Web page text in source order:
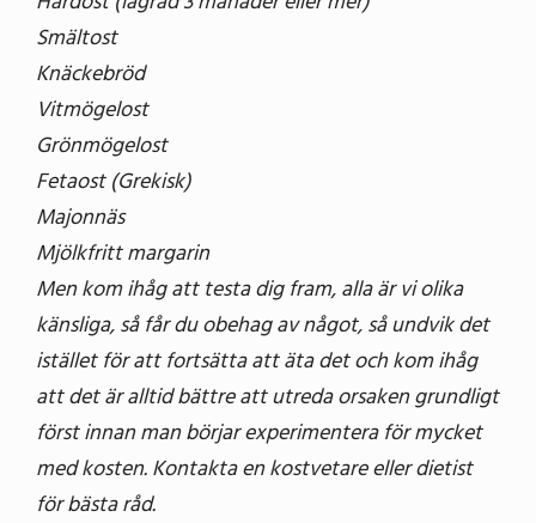
Smältost
Knäckebröd
Vitmögelost
Grönmögelost
Fetaost (Grekisk)
Majonnäs
Mjölkfritt margarin
Men kom ihåg att testa dig fram, alla är vi olika
känsliga, så får du obehag av något, så undvik det
istället för att fortsätta att äta det och kom ihåg
att det är alltid bättre att utreda orsaken grundligt
först innan man börjar experimentera för mycket
med kosten. Kontakta en kostvetare eller dietist
för bästa råd.